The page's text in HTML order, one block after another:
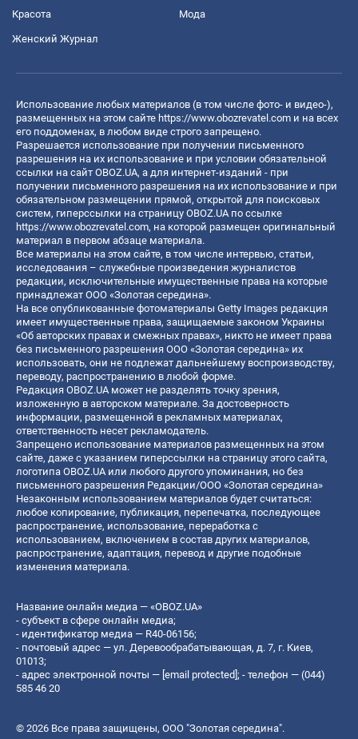
Красота Мода
Женский Журнал
Использование любых материалов (в том числе фото- и видео-),
размещенных на этом сайте https://www.obozrevatel.com и на всех
его поддоменах, в любом виде строго запрещено.
Разрешается использование при получении письменного
разрешения на их использование и при условии обязательной
ссылки на сайт OBOZ.UA, а для интернет-изданий - при
получении письменного разрешения на их использование и при
обязательном размещении прямой, открытой для поисковых
систем, гиперссылки на страницу OBOZ.UA по ссылке
https://www.obozrevatel.com, на которой размещен оригинальный
материал в первом абзаце материала.
Все материалы на этом сайте, в том числе интервью, статьи,
исследования – служебные произведения журналистов
редакции, исключительные имущественные права на которые
принадлежат ООО «Золотая середина».
На все опубликованные фотоматериалы Getty Images редакция
имеет имущественные права, защищаемые законом Украины
«Об авторских правах и смежных правах», никто не имеет права
без письменного разрешения ООО «Золотая середина» их
использовать, они не подлежат дальнейшему воспроизводству,
переводу, распространению в любой форме.
Редакция OBOZ.UA может не разделять точку зрения,
изложенную в авторском материале. За достоверность
информации, размещенной в рекламных материалах,
ответственность несет рекламодатель.
Запрещено использование материалов размещенных на этом
сайте, даже с указанием гиперссылки на страницу этого сайта,
логотипа OBOZ.UA или любого другого упоминания, но без
письменного разрешения Редакции/ООО «Золотая середина»
Незаконным использованием материалов будет считаться:
любое копирование, публикация, перепечатка, последующее
распространение, использование, переработка с
использованием, включением в состав других материалов,
распространение, адаптация, перевод и другие подобные
изменения материала.
Название онлайн медиа — «OBOZ.UA»
- субъект в сфере онлайн медиа;
- идентификатор медиа — R40-06156;
- почтовый адрес — ул. Деревообрабатывающая, д. 7, г. Киев,
01013;
- адрес электронной почты — [email protected]; - телефон — (044)
585 46 20
© 2026 Все права защищены, ООО "Золотая середина".